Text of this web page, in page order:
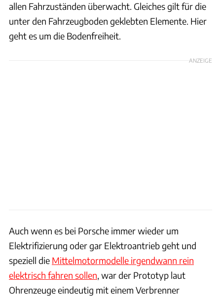
allen Fahrzuständen überwacht. Gleiches gilt für die
unter den Fahrzeugboden geklebten Elemente. Hier
geht es um die Bodenfreiheit.
ANZEIGE
Auch wenn es bei Porsche immer wieder um
Elektrifizierung oder gar Elektroantrieb geht und
speziell die Mittelmotormodelle irgendwann rein
elektrisch fahren sollen, war der Prototyp laut
Ohrenzeuge eindeutig mit einem Verbrenner